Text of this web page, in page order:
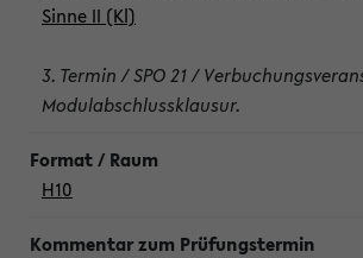
Sinne II (Kl)
3. Termin / SPO 21 /
Modulabschlussklausur.
H10